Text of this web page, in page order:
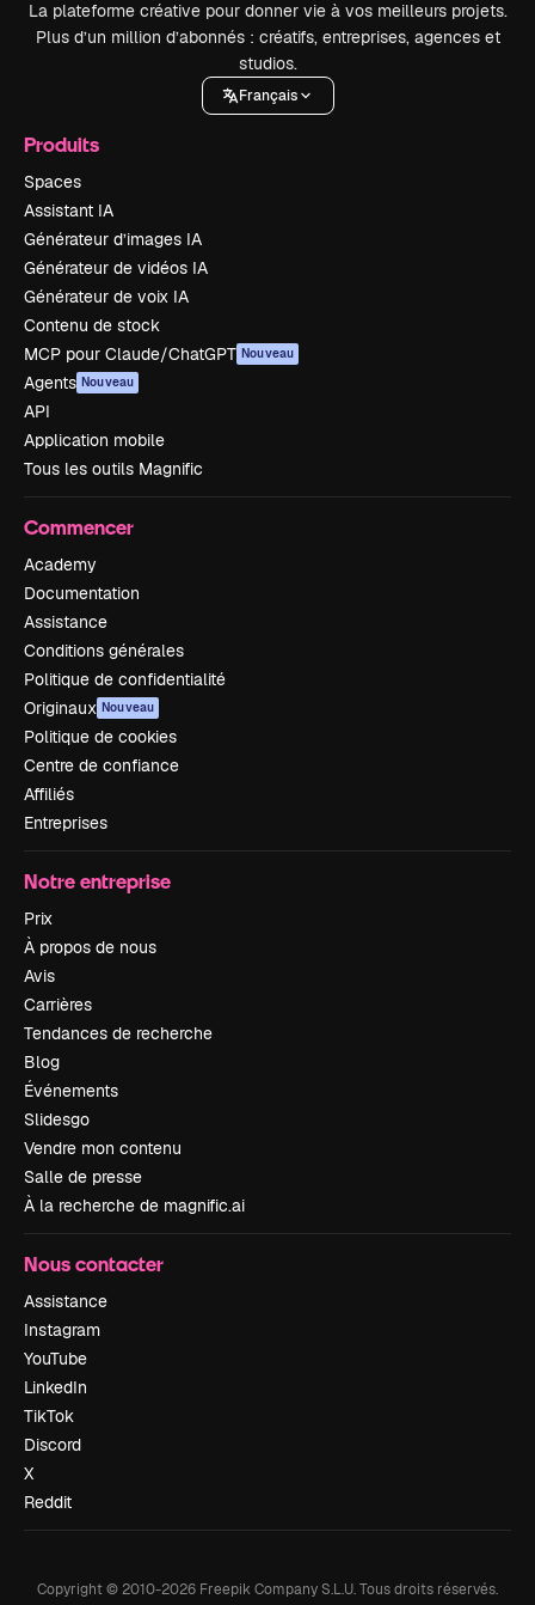
La plateforme créative pour donner vie à vos meilleurs projets.
Plus d’un million d’abonnés : créatifs, entreprises, agences et
studios.
Français
Produits
Spaces
Assistant IA
Générateur d’images IA
Générateur de vidéos IA
Générateur de voix IA
Contenu de stock
MCP pour Claude/ChatGPT Nouveau
Agents Nouveau
API
Application mobile
Tous les outils Magnific
Commencer
Academy
Documentation
Assistance
Conditions générales
Politique de confidentialité
Originaux Nouveau
Politique de cookies
Centre de confiance
Affiliés
Entreprises
Notre entreprise
Prix
À propos de nous
Avis
Carrières
Tendances de recherche
Blog
Événements
Slidesgo
Vendre mon contenu
Salle de presse
À la recherche de magnific.ai
Nous contacter
Assistance
Instagram
YouTube
LinkedIn
TikTok
Discord
X
Reddit
Copyright © 2010-2026 Freepik Company S.L.U.Tous droits réservés.